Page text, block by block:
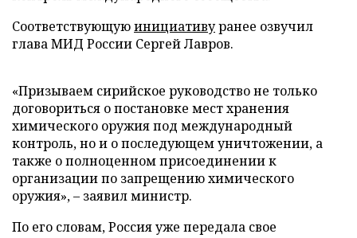
Соответствующуюинициативуранее озвучил
глава МИД России Сергей Лавров.
«Призываем сирийское руководство не только
договориться о постановке мест хранения
химического оружия под международный
контроль, но и о последующем уничтожении, а
также о полноценном присоединении к
организации по запрещению химического
оружия», – заявил министр.
По его словам, Россия уже передала свое